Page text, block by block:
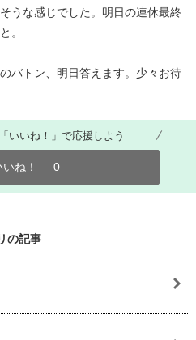
うな感じでした。明日の連休最終
。
バトン、明日答えます。少々お待
いいね！」で応援しよう
いね！ 0
の記事